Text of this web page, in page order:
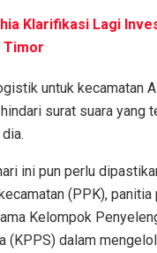
Klarifikasi Lagi
Timor
untuk kecamatan
surat suara yang
ini pun perlu
(PPK), panitia
Kelompok
(KPPS) dalam